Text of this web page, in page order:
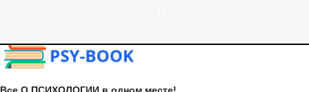
Все О ПСИХОЛОГИИ в одном месте!